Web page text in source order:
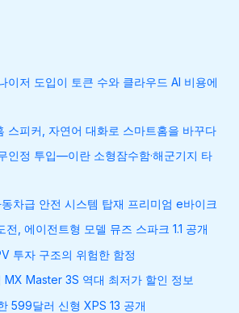
이저 도입이 토큰 수와 클라우드 AI 비용에
스피커, 자연어 대화로 스마트홈을 바꾸다
인정 투입—이란 소형잠수함·해군기지 타
차급 안전 시스템 탑재 프리미엄 e바이크
, 에이전트형 모델 뮤즈 스파크 1.1 공개
투자 구조의 위험한 함정
MX Master 3S 역대 최저가 할인 정보
599달러 신형 XPS 13 공개